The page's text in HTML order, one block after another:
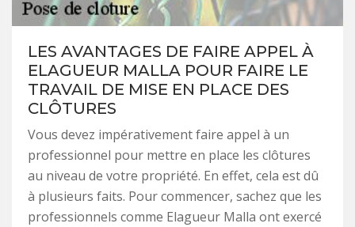
LES AVANTAGES DE FAIRE APPEL À
ELAGUEUR MALLA POUR FAIRE LE
TRAVAIL DE MISE EN PLACE DES
CLÔTURES
Vous devez impérativement faire appel à un
professionnel pour mettre en place les clôtures
au niveau de votre propriété. En effet, cela est dû
à plusieurs faits. Pour commencer, sachez que les
professionnels comme Elagueur Malla ont exercé